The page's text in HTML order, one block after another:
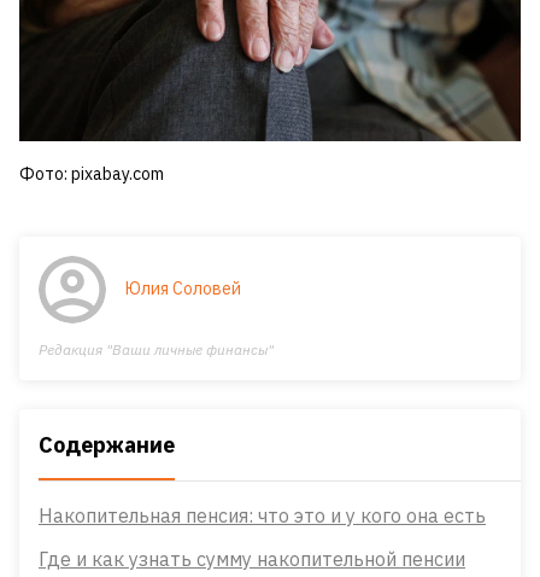
Фото: pixabay.com
Юлия Соловей
Редакция "Ваши личные финансы"
Содержание
Накопительная пенсия: что это и у кого она есть
Где и как узнать сумму накопительной пенсии